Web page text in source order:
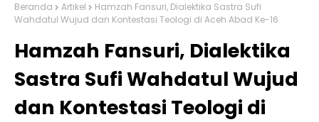
Beranda Artikel
Hamzah Fansuri, Dialektika Sastra Sufi
Wahdatul Wujud dan Kontestasi Teologi di Aceh Abad Ke-16
Hamzah Fansuri, Dialektika
Sastra Sufi Wahdatul Wujud
dan Kontestasi Teologi di